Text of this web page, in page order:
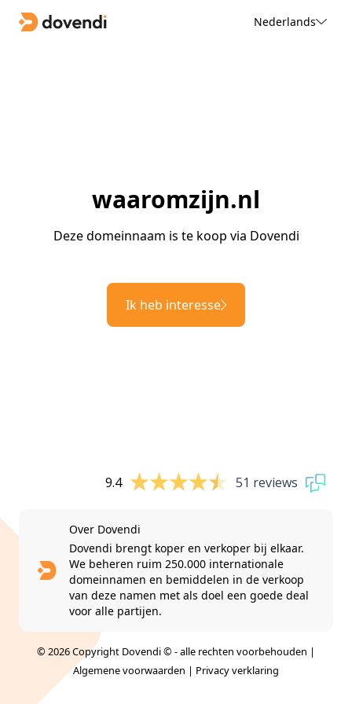
Nederlands
waaromzijn.nl
Deze domeinnaam is te koop via Dovendi
Ik heb interesse
9.4 51 reviews
Over Dovendi
Dovendi brengt koper en verkoper bij elkaar.
We beheren ruim 250.000 internationale
domeinnamen en bemiddelen in de verkoop
van deze namen met als doel een goede deal
voor alle partijen.
© 2026 Copyright Dovendi © - alle rechten voorbehouden |
Algemene voorwaarden | Privacy verklaring